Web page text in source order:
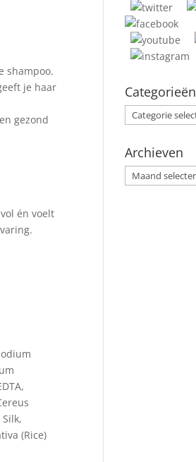
shampoo.
je haar
gezond
én voelt
(Rice)
Categorieën
Categorieën
Archieven
Archieven